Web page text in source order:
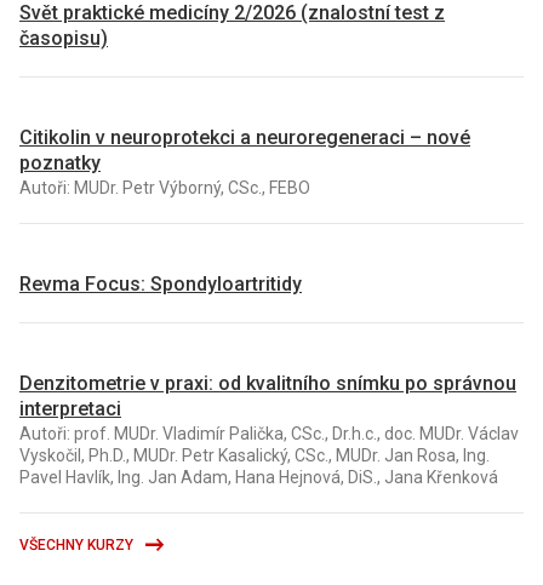
Svět praktické medicíny 2/2026 (znalostní test z
časopisu)
Citikolin v neuroprotekci a neuroregeneraci – nové
poznatky
Autoři: MUDr. Petr Výborný, CSc., FEBO
Revma Focus: Spondyloartritidy
Denzitometrie v praxi: od kvalitního snímku po správnou
interpretaci
Autoři: prof. MUDr. Vladimír Palička, CSc., Dr.h.c., doc. MUDr. Václav
Vyskočil, Ph.D., MUDr. Petr Kasalický, CSc., MUDr. Jan Rosa, Ing.
Pavel Havlík, Ing. Jan Adam, Hana Hejnová, DiS., Jana Křenková
VŠECHNY KURZY